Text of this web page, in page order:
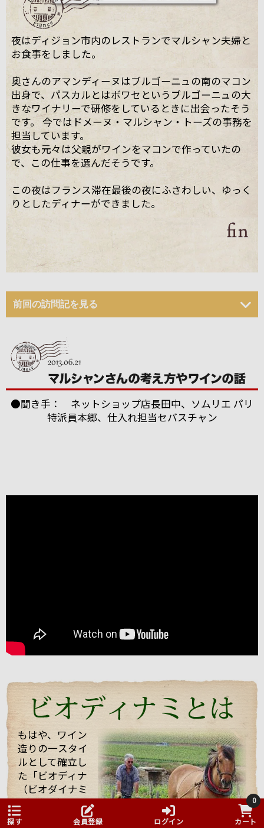
夜はディジョン市内のレストランでマルシャン夫婦と
お食事をしました。
奥さんのアマンディーヌはブルゴーニュの南のマコン
出身で、パスカルとはボワセというブルゴーニュの大
きなワイナリーで研修をしているときに出会ったそう
です。 今ではドメーヌ・マルシャン・トーズの事務を
担当しています。
彼女も元々は父親がワインをマコンで作っていたの
で、この仕事を選んだそうです。
この夜はフランス滞在最後の夜にふさわしい、ゆっく
りとしたディナーができました。
前回の訪問記を見る
ワイン醸造に対する自身のフィロソフィ（哲学）を強
く持った志の高い醸造家でした。
今回は、他のお客様もいらっしゃりとても忙しい中私
くれました。 途中で「もう大丈夫ですよ・・・」と言
っても、「これを飲んでくれ」と、どんどんいろいろ
なワインを持ってきてくれてワインや畑や自分の考え
などたくさん話していただきました！
そんな訪問の様子を一部まとめしたのでご覧くださ
い。 また動画も撮影したものをほんの少しまとめまし
たのでご一緒にどうぞ。 少しでもマルシャンの熱い思
いが伝わればいいなと思っています。
●聞き手： ネットショップ店長田中、ソムリエ パリ
特派員本郷、仕入れ担当セバスチャン
もはや、ワイン
造りの一スタイ
ルとして確立し
た「ビオディナ
（ビオダイナミ
ック農法）」誰
もが飲みたが
探す 会員登録 ログイン
0
カート